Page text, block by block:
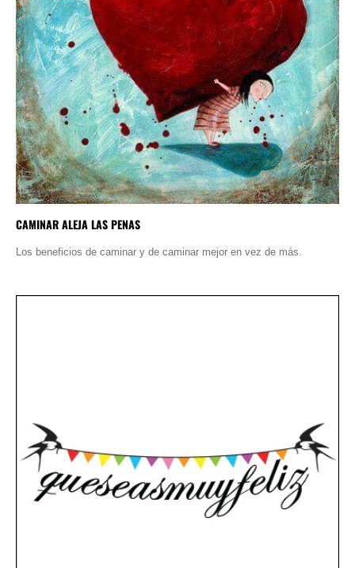
CAMINAR ALEJA LAS PENAS
Los beneficios de caminar y de caminar mejor en vez de más.